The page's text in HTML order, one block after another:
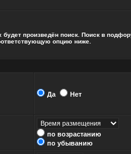
произведён поиск. Поиск в
опцию ниже.
Да Нет
по возрастанию
по убыванию